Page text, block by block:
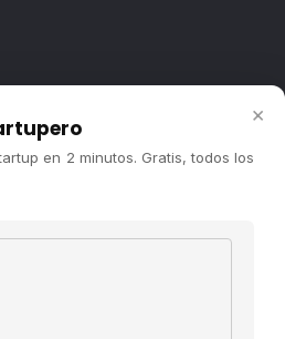
×
en 2 minutos. Gratis, todos los